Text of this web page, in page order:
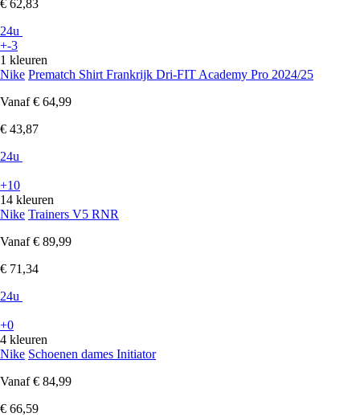
€ 62,83
24u
+-3
1 kleuren
Nike Prematch Shirt Frankrijk Dri-FIT Academy Pro 2024/25
Vanaf € 64,99
€ 43,87
24u
+10
14 kleuren
Nike Trainers V5 RNR
Vanaf € 89,99
€ 71,34
24u
+0
4 kleuren
Nike Schoenen dames Initiator
Vanaf € 84,99
€ 66,59